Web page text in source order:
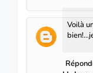
Voilà